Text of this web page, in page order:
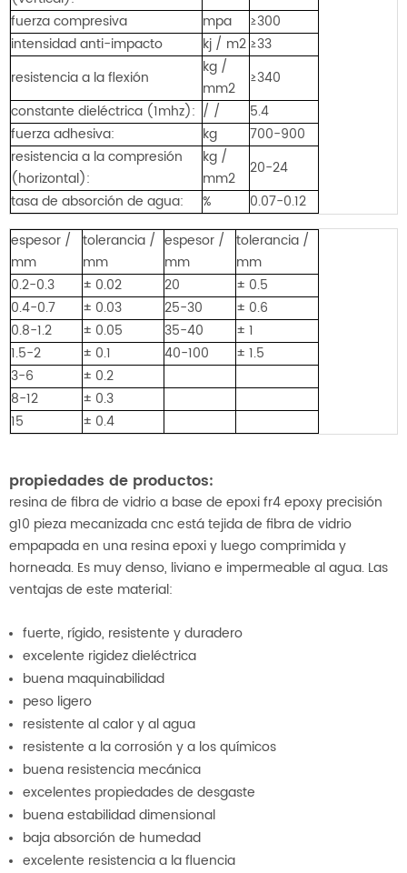
fuerza compresiva
mpa
≥300
intensidad anti-impacto
kj / m2 ≥33
resistencia a la flexión
kg /
mm2
≥340
constante dieléctrica (1mhz): / /
5.4
fuerza adhesiva:
kg
700-900
resistencia a la compresión
(horizontal):
kg /
mm2
20-24
tasa de absorción de agua:
%
0.07-0.12
espesor /
mm
tolerancia /
mm
espesor /
mm
tolerancia /
mm
0.2-0.3
± 0.02 20
± 0.5
0.4-0.7
± 0.03 25-30
± 0.6
0.8-1.2
± 0.05 35-40
± 1
1.5-2
± 0.1 40-100
± 1.5
3-6
± 0.2
8-12
± 0.3
15
± 0.4
propiedades de productos:
resina de fibra de vidrio a base de epoxi fr4 epoxy precisión
g10 pieza mecanizada cnc está tejida de fibra de vidrio
empapada en una resina epoxi y luego comprimida y
horneada. Es muy denso, liviano e impermeable al agua. Las
ventajas de este material:
fuerte, rígido, resistente y duradero
excelente rigidez dieléctrica
buena maquinabilidad
peso ligero
resistente al calor y al agua
resistente a la corrosión y a los químicos
buena resistencia mecánica
excelentes propiedades de desgaste
buena estabilidad dimensional
baja absorción de humedad
excelente resistencia a la fluencia